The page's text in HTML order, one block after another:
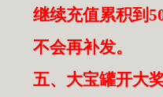
继续充值累积到
不会再补发。
五、大宝罐开大